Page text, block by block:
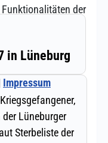
der
Impressum